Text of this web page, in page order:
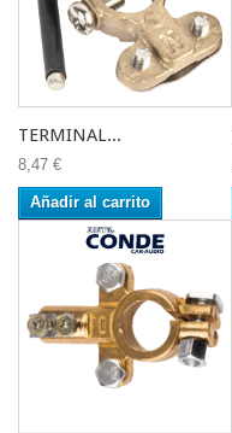
TERMINAL...
8,47 €
Añadir al carrito